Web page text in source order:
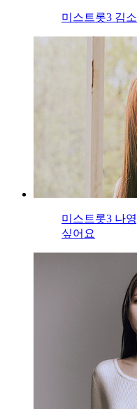
미스트롯3 김
미스트롯3 나
싶어요